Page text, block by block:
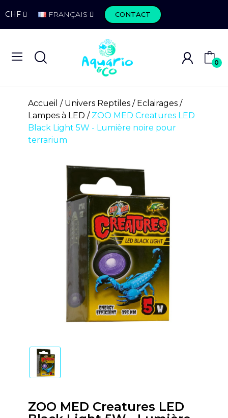
CHF FRANÇAIS CONTACT
0
Accueil Univers Reptiles
Eclairages
Lampes à LED
ZOO MED Creatures LED
Black Light 5W - Lumière noire pour
terrarium
ZOO MED Creatures LED